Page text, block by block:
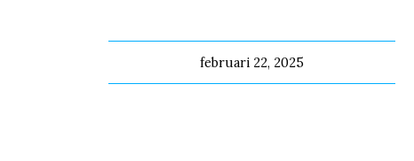
februari 22, 2025